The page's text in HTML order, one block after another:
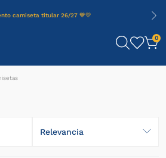
camiseta titular 26/27 💙💛
0
Relevancia